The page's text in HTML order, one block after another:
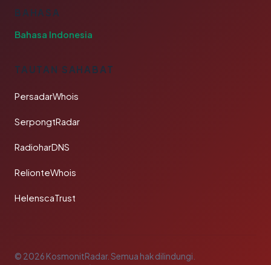
BAHASA
Bahasa Indonesia
TAUTAN SAHABAT
PersadarWhois
SerpongtRadar
RadioharDNS
RelionteWhois
HelenscaTrust
© 2026 KosmonitRadar. Semua hak dilindungi.